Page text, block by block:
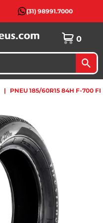
(31) 98991.7000
0
PNEU 185/60R15 84H F-700